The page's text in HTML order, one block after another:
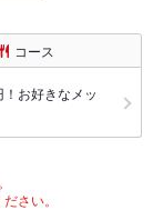
コース
お好きなメッ
さい。